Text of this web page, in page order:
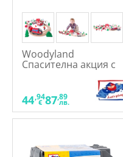
Woodyland
Спасителна акция с
Дървен влак с релси,
с батерия
44,94
€ 87,89
лв.